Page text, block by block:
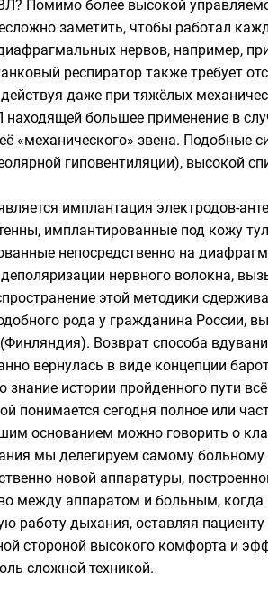
Помимо более высокой
заметить, чтобы работал
нервов, например,
респиратор также требует
даже при тяжёлых
большее применение в
звена. Подобные
гиповентиляции), высокой
имплантация электродов-
имплантированные под кожу
непосредственно на
нервного волокна,
этой методики
рода у гражданина России,
Возврат способа
вернулась в виде концепции
истории пройденного пути
сегодня полное или
основанием можно говорить о
мы делегируем самому
новой аппаратуры,
между аппаратом и больным, когда
работу дыхания, оставляя
стороной высокого комфорта и
сложной техникой.